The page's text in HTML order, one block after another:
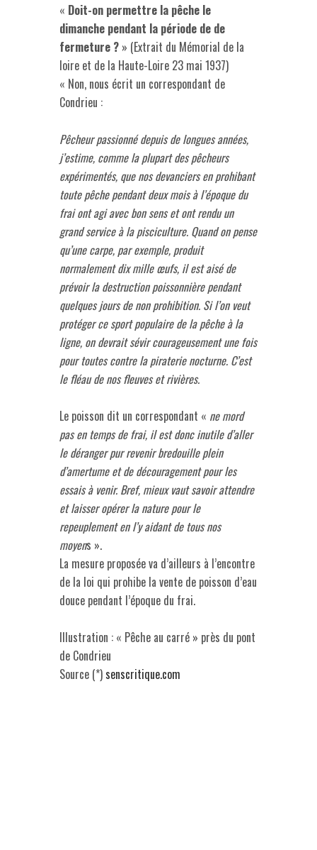
« Doit-on permettre la pêche le
dimanche pendant la période de de
fermeture ? » (Extrait du Mémorial de la
loire et de la Haute-Loire 23 mai 1937)
« Non, nous écrit un correspondant de
Condrieu :
Pêcheur passionné depuis de longues années,
j’estime, comme la plupart des pêcheurs
expérimentés, que nos devanciers en prohibant
toute pêche pendant deux mois à l’époque du
frai ont agi avec bon sens et ont rendu un
grand service à la pisciculture. Quand on pense
qu’une carpe, par exemple, produit
normalement dix mille œufs, il est aisé de
prévoir la destruction poissonnière pendant
quelques jours de non prohibition. Si l’on veut
protéger ce sport populaire de la pêche à la
ligne, on devrait sévir courageusement une fois
pour toutes contre la piraterie nocturne. C’est
le fléau de nos fleuves et rivières.
Le poisson dit un correspondant « ne mord
pas en temps de frai, il est donc inutile d’aller
le déranger pur revenir bredouille plein
d’amertume et de découragement pour les
essais à venir. Bref, mieux vaut savoir attendre
et laisser opérer la nature pour le
repeuplement en l’y aidant de tous nos
moyens ».
La mesure proposée va d’ailleurs à l’encontre
de la loi qui prohibe la vente de poisson d’eau
douce pendant l’époque du frai.
Illustration : « Pêche au carré » près du pont
de Condrieu
Source (*) senscritique.com